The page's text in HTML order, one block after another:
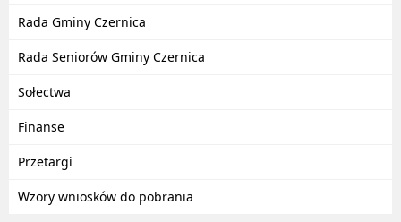
Rada Gminy Czernica
Rada Seniorów Gminy Czernica
Sołectwa
Finanse
Przetargi
Wzory wniosków do pobrania